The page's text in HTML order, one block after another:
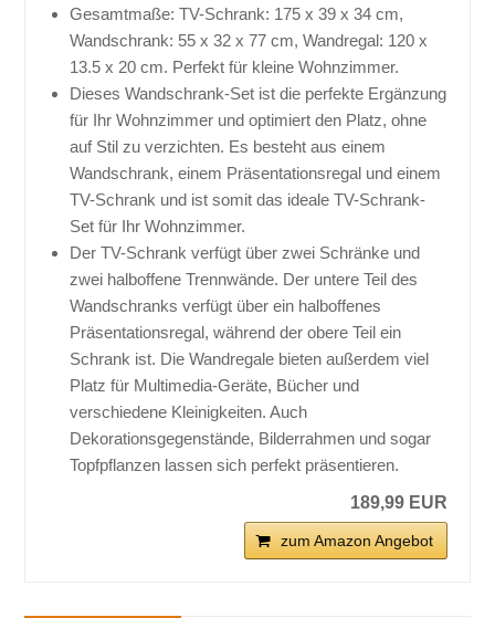
Gesamtmaße: TV-Schrank: 175 x 39 x 34 cm,
Wandschrank: 55 x 32 x 77 cm, Wandregal: 120 x
13.5 x 20 cm. Perfekt für kleine Wohnzimmer.
Dieses Wandschrank-Set ist die perfekte Ergänzung
für Ihr Wohnzimmer und optimiert den Platz, ohne
auf Stil zu verzichten. Es besteht aus einem
Wandschrank, einem Präsentationsregal und einem
TV-Schrank und ist somit das ideale TV-Schrank-
Set für Ihr Wohnzimmer.
Der TV-Schrank verfügt über zwei Schränke und
zwei halboffene Trennwände. Der untere Teil des
Wandschranks verfügt über ein halboffenes
Präsentationsregal, während der obere Teil ein
Schrank ist. Die Wandregale bieten außerdem viel
Platz für Multimedia-Geräte, Bücher und
verschiedene Kleinigkeiten. Auch
Dekorationsgegenstände, Bilderrahmen und sogar
Topfpflanzen lassen sich perfekt präsentieren.
189,99 EUR
zum Amazon Angebot